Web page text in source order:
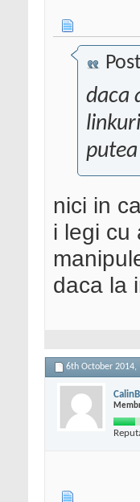
daca
nici in
i legi cu
daca la
6th October 2014,
CalinB